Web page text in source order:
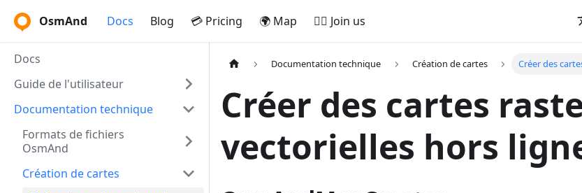
OsmAnd Docs Blog 💳 Pricing 🌍 Map 🚵‍♂️ Join us
Docs
Guide de l'utilisateur
Documentation technique
Formats de fichiers
OsmAnd
Création de cartes
Documentation technique Création de cartes Créer des
Créer des cartes
vectorielles hors